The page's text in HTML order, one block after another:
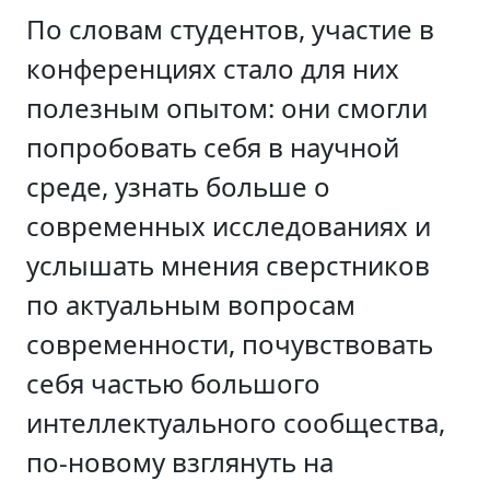
По словам студентов, участие в
конференциях стало для них
полезным опытом: они смогли
попробовать себя в научной
среде, узнать больше о
современных исследованиях и
услышать мнения сверстников
по актуальным вопросам
современности, почувствовать
себя частью большого
интеллектуального сообщества,
по-новому взглянуть на